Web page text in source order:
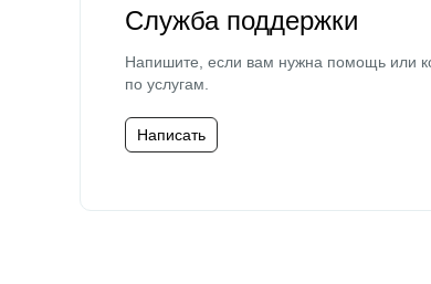
Служба поддержки
Напишите, если вам нужна помощь или
по услугам.
Написать